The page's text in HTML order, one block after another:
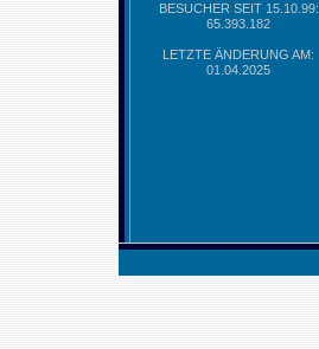
BESUCHER SEIT 15.10.99:
65.393.182
LETZTE ÄNDERUNG AM:
01.04.2025